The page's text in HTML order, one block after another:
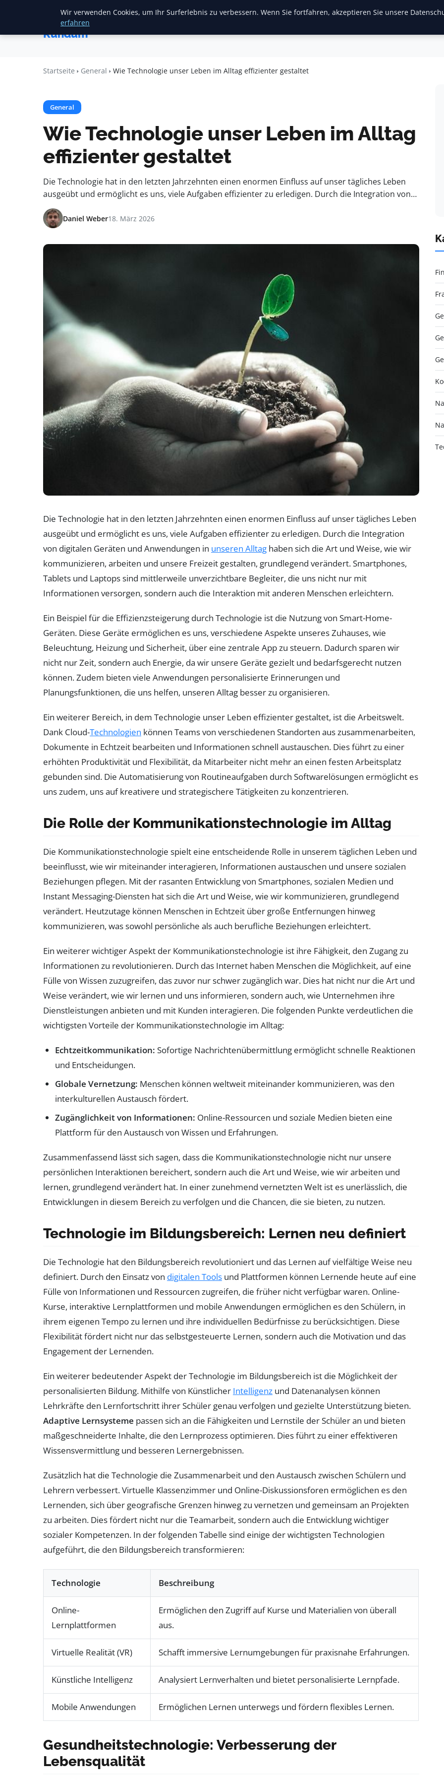
Heide
Rundum
Frauen / Mode
Startseite General Wie Technologie unser Leben im Alltag effizienter gestaltet
General
Wie Technologie unser Leben im Alltag
effizienter gestaltet
Die Technologie hat in den letzten Jahrzehnten einen enormen Einfluss auf unser tägliches Leben
ausgeübt und ermöglicht es uns, viele Aufgaben effizienter zu erledigen. Durch die Integration von…
Daniel Weber18. März 2026
Die Technologie hat in den letzten Jahrzehnten einen enormen Einfluss auf unser tägliches Leben
ausgeübt und ermöglicht es uns, viele Aufgaben effizienter zu erledigen. Durch die Integration
von digitalen Geräten und Anwendungen in unseren Alltag haben sich die Art und Weise, wie wir
kommunizieren, arbeiten und unsere Freizeit gestalten, grundlegend verändert. Smartphones,
Tablets und Laptops sind mittlerweile unverzichtbare Begleiter, die uns nicht nur mit
Informationen versorgen, sondern auch die Interaktion mit anderen Menschen erleichtern.
Ein Beispiel für die Effizienzsteigerung durch Technologie ist die Nutzung von Smart-Home-
Geräten. Diese Geräte ermöglichen es uns, verschiedene Aspekte unseres Zuhauses, wie
Beleuchtung, Heizung und Sicherheit, über eine zentrale App zu steuern. Dadurch sparen wir
nicht nur Zeit, sondern auch Energie, da wir unsere Geräte gezielt und bedarfsgerecht nutzen
können. Zudem bieten viele Anwendungen personalisierte Erinnerungen und
Planungsfunktionen, die uns helfen, unseren Alltag besser zu organisieren.
Ein weiterer Bereich, in dem Technologie unser Leben effizienter gestaltet, ist die Arbeitswelt.
Dank Cloud-Technologien können Teams von verschiedenen Standorten aus zusammenarbeiten,
Dokumente in Echtzeit bearbeiten und Informationen schnell austauschen. Dies führt zu einer
erhöhten Produktivität und Flexibilität, da Mitarbeiter nicht mehr an einen festen Arbeitsplatz
gebunden sind. Die Automatisierung von Routineaufgaben durch Softwarelösungen ermöglicht es
uns zudem, uns auf kreativere und strategischere Tätigkeiten zu konzentrieren.
Die Rolle der Kommunikationstechnologie im Alltag
Die Kommunikationstechnologie spielt eine entscheidende Rolle in unserem täglichen Leben und
beeinflusst, wie wir miteinander interagieren, Informationen austauschen und unsere sozialen
Beziehungen pflegen. Mit der rasanten Entwicklung von Smartphones, sozialen Medien und
Instant Messaging-Diensten hat sich die Art und Weise, wie wir kommunizieren, grundlegend
verändert. Heutzutage können Menschen in Echtzeit über große Entfernungen hinweg
kommunizieren, was sowohl persönliche als auch berufliche Beziehungen erleichtert.
Ein weiterer wichtiger Aspekt der Kommunikationstechnologie ist ihre Fähigkeit, den Zugang zu
Informationen zu revolutionieren. Durch das Internet haben Menschen die Möglichkeit, auf eine
Fülle von Wissen zuzugreifen, das zuvor nur schwer zugänglich war. Dies hat nicht nur die Art und
Weise verändert, wie wir lernen und uns informieren, sondern auch, wie Unternehmen ihre
Dienstleistungen anbieten und mit Kunden interagieren. Die folgenden Punkte verdeutlichen die
wichtigsten Vorteile der Kommunikationstechnologie im Alltag:
Echtzeitkommunikation: Sofortige Nachrichtenübermittlung ermöglicht schnelle Reaktionen
und Entscheidungen.
Globale Vernetzung: Menschen können weltweit miteinander kommunizieren, was den
interkulturellen Austausch fördert.
Zugänglichkeit von Informationen: Online-Ressourcen und soziale Medien bieten eine
Plattform für den Austausch von Wissen und Erfahrungen.
Zusammenfassend lässt sich sagen, dass die Kommunikationstechnologie nicht nur unsere
persönlichen Interaktionen bereichert, sondern auch die Art und Weise, wie wir arbeiten und
lernen, grundlegend verändert hat. In einer zunehmend vernetzten Welt ist es unerlässlich, die
Entwicklungen in diesem Bereich zu verfolgen und die Chancen, die sie bieten, zu nutzen.
Technologie im Bildungsbereich: Lernen neu definiert
Die Technologie hat den Bildungsbereich revolutioniert und das Lernen auf vielfältige Weise neu
definiert. Durch den Einsatz von digitalen Tools und Plattformen können Lernende heute auf eine
Fülle von Informationen und Ressourcen zugreifen, die früher nicht verfügbar waren. Online-
Kurse, interaktive Lernplattformen und mobile Anwendungen ermöglichen es den Schülern, in
ihrem eigenen Tempo zu lernen und ihre individuellen Bedürfnisse zu berücksichtigen. Diese
Flexibilität fördert nicht nur das selbstgesteuerte Lernen, sondern auch die Motivation und das
Engagement der Lernenden.
Ein weiterer bedeutender Aspekt der Technologie im Bildungsbereich ist die Möglichkeit der
personalisierten Bildung. Mithilfe von Künstlicher Intelligenz und Datenanalysen können
Lehrkräfte den Lernfortschritt ihrer Schüler genau verfolgen und gezielte Unterstützung bieten.
Adaptive Lernsysteme passen sich an die Fähigkeiten und Lernstile der Schüler an und bieten
maßgeschneiderte Inhalte, die den Lernprozess optimieren. Dies führt zu einer effektiveren
Wissensvermittlung und besseren Lernergebnissen.
Zusätzlich hat die Technologie die Zusammenarbeit und den Austausch zwischen Schülern und
Lehrern verbessert. Virtuelle Klassenzimmer und Online-Diskussionsforen ermöglichen es den
Lernenden, sich über geografische Grenzen hinweg zu vernetzen und gemeinsam an Projekten
zu arbeiten. Dies fördert nicht nur die Teamarbeit, sondern auch die Entwicklung wichtiger
sozialer Kompetenzen. In der folgenden Tabelle sind einige der wichtigsten Technologien
aufgeführt, die den Bildungsbereich transformieren:
Technologie Beschreibung
Online-
Lernplattformen
Ermöglichen den Zugriff auf Kurse und Materialien von überall
aus.
Virtuelle Realität (VR) Schafft immersive Lernumgebungen für praxisnahe Erfahrungen.
Künstliche Intelligenz Analysiert Lernverhalten und bietet personalisierte Lernpfade.
Mobile Anwendungen Ermöglichen Lernen unterwegs und fördern flexibles Lernen.
Gesundheitstechnologie: Verbesserung der
Lebensqualität
Wir verwenden Cookies, um Ihr Surferlebnis zu verbessern. Wenn Sie fortfahren, akzeptieren Sie unsere
erfahren